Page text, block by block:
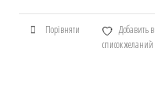
Порівняти
Добавить в
список желаний